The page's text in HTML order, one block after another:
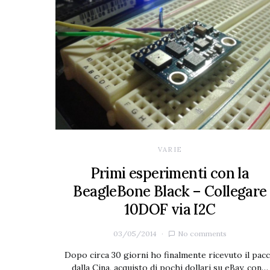
VARIE
Primi esperimenti con la
BeagleBone Black – Collegare
10DOF via I2C
03/05/2014 No comments
Dopo circa 30 giorni ho finalmente ricevuto il
dalla Cina, acquisto di pochi dollari su eBay, con…